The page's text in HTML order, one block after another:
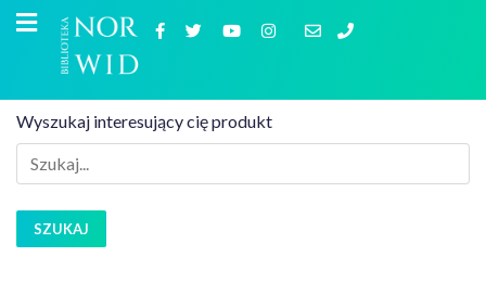
Wyszukaj interesujący cię produkt
SZUKAJ